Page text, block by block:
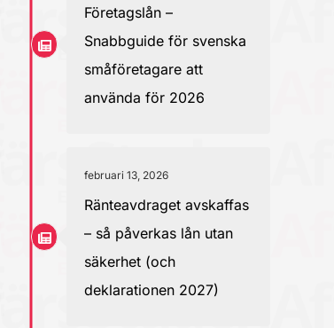
Företagslån –
Snabbguide för svenska
småföretagare att
använda för 2026
februari 13, 2026
Ränteavdraget avskaffas
– så påverkas lån utan
säkerhet (och
deklarationen 2027)